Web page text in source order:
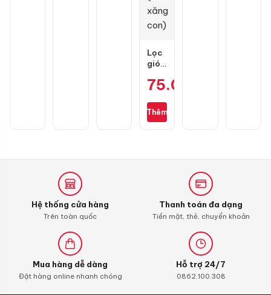
Lọc
gió
cho
S110,
RSX
con)
75.000
Thêm
Hệ thống cửa hàng
Trên toàn quốc
Thanh toán đa dạng
Tiền mặt, thẻ, chuyển khoản
Mua hàng dễ dàng
Đặt hàng online nhanh chóng
Hỗ trợ 24/7
0862.100.308